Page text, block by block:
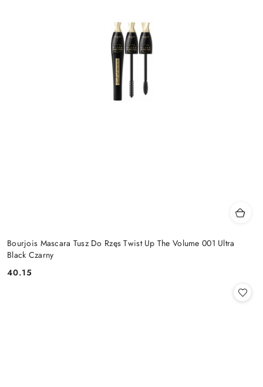
Bourjois Mascara Tusz Do Rzęs Twist Up The Volume 001 Ultra
Black Czarny
Cena:
40.15